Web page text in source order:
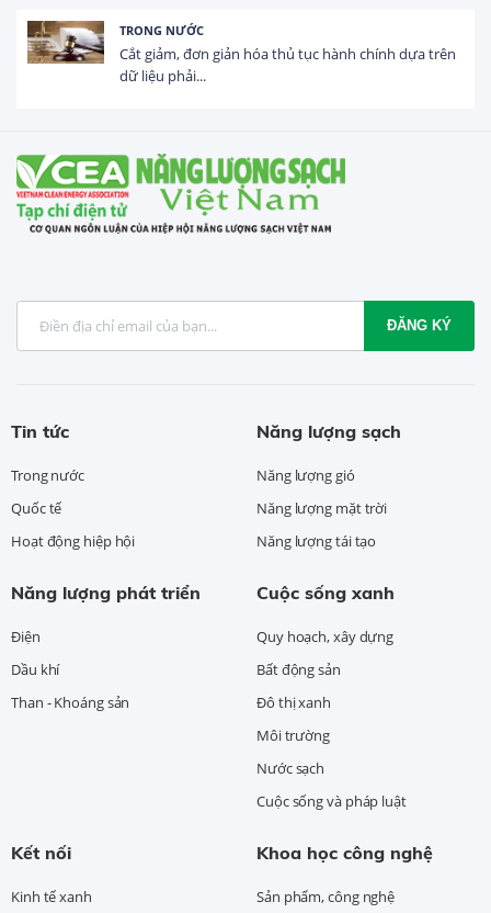
TRONG NƯỚC
Cắt giảm, đơn giản hóa thủ tục hành chính dựa trên
dữ liệu phải...
ĐĂNG KÝ
Tin tức
Trong nước
Quốc tế
Hoạt động hiệp hội
Năng lượng sạch
Năng lượng gió
Năng lượng mặt trời
Năng lượng tái tạo
Năng lượng phát triển
Điện
Dầu khí
Than - Khoáng sản
Cuộc sống xanh
Quy hoạch, xây dựng
Bất động sản
Đô thị xanh
Môi trường
Nước sạch
Cuộc sống và pháp luật
Kết nối
Kinh tế xanh
Khoa học công nghệ
Sản phẩm, công nghệ